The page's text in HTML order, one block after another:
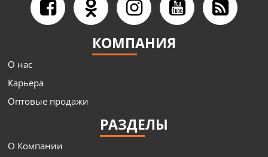
КОМПАНИЯ
О нас
Карьера
Оптовые продажи
РАЗДЕЛЫ
О Компании